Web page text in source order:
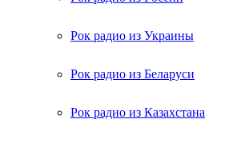
Рок радио из Украины
Рок радио из Беларуси
Рок радио из Казахстана